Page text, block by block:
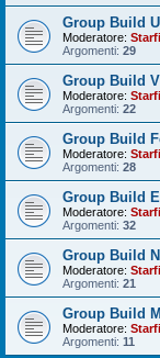
Group Build
Moderatore:
Argomenti: 29
Group Build
Moderatore:
Argomenti: 22
Group Build
Moderatore:
Argomenti: 28
Group Build
Moderatore:
Argomenti: 32
Group Build
Moderatore:
Argomenti: 21
Group Build
Moderatore:
Argomenti: 11